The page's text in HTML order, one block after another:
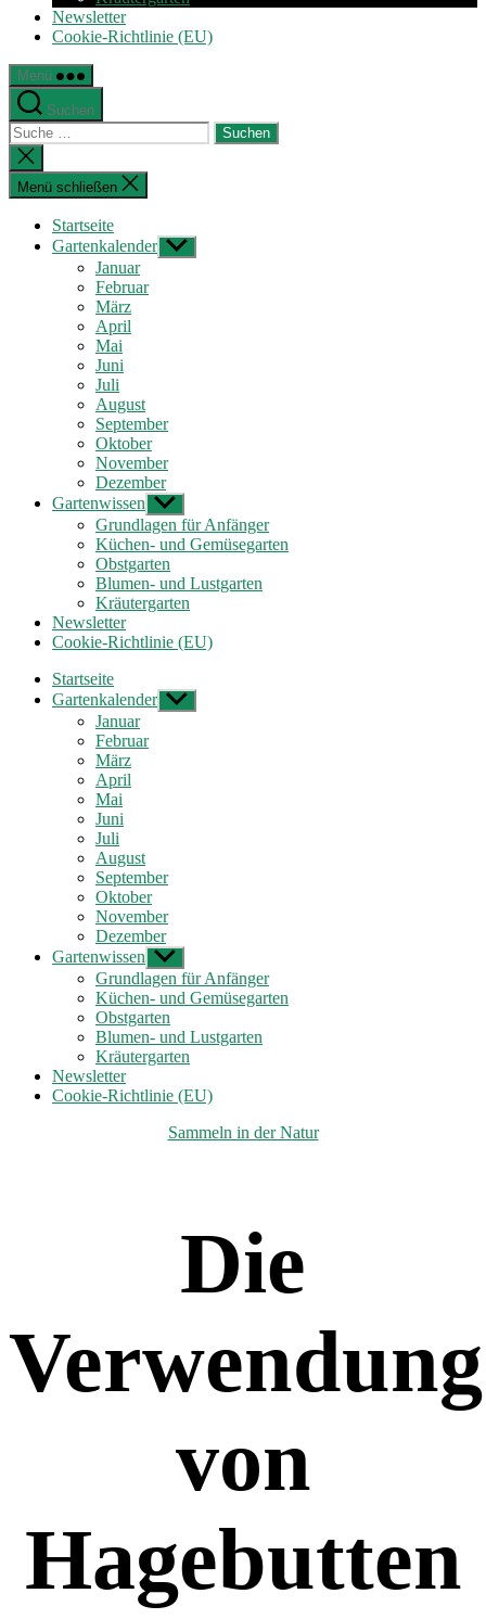
Newsletter
Cookie-Richtlinie (EU)
Menü
Suchen
Suche
nach:
Suche
schließen
Menü schließen
Startseite
Gartenkalender Untermenü
anzeigen
Januar
Februar
März
April
Mai
Juni
Juli
August
September
Oktober
November
Dezember
Gartenwissen Untermenü
anzeigen
Grundlagen für Anfänger
Küchen- und Gemüsegarten
Obstgarten
Blumen- und Lustgarten
Kräutergarten
Newsletter
Cookie-Richtlinie (EU)
Startseite
Gartenkalender Untermenü
anzeigen
Januar
Februar
März
April
Mai
Juni
Juli
August
September
Oktober
November
Dezember
Gartenwissen Untermenü
anzeigen
Grundlagen für Anfänger
Küchen- und Gemüsegarten
Obstgarten
Blumen- und Lustgarten
Kräutergarten
Newsletter
Cookie-Richtlinie (EU)
Kategorien
Sammeln in der Natur
Die
Verwendung
von
Hagebutten